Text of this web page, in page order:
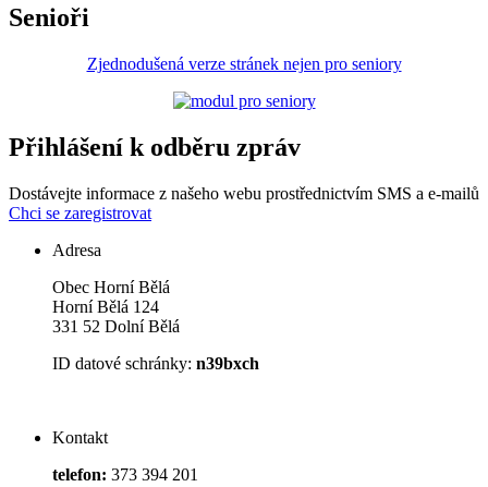
Senioři
Zjednodušená verze stránek nejen pro seniory
Přihlášení k odběru zpráv
Dostávejte informace z našeho webu prostřednictvím SMS a e-mailů
Chci se zaregistrovat
Adresa
Obec Horní Bělá
Horní Bělá 124
331 52 Dolní Bělá
ID datové schránky: n39bxch
Kontakt
telefon: 373 394 201